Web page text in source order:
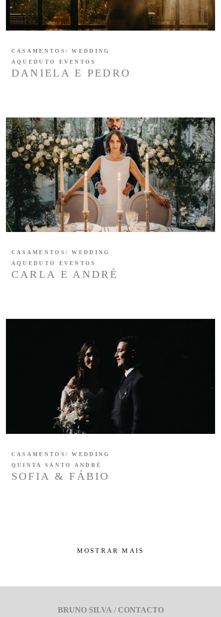
DANIELA E PEDRO
CASAMENTOS/ WEDDING
AQUEDUTO EVENTOS
CARLA E ANDRÉ
CASAMENTOS/ WEDDING
AQUEDUTO EVENTOS
SOFIA & FÁBIO
CASAMENTOS/ WEDDING
QUINTA SANTO ANDRÉ
MOSTRAR MAIS
BRUNO SILVA / CONTACTO